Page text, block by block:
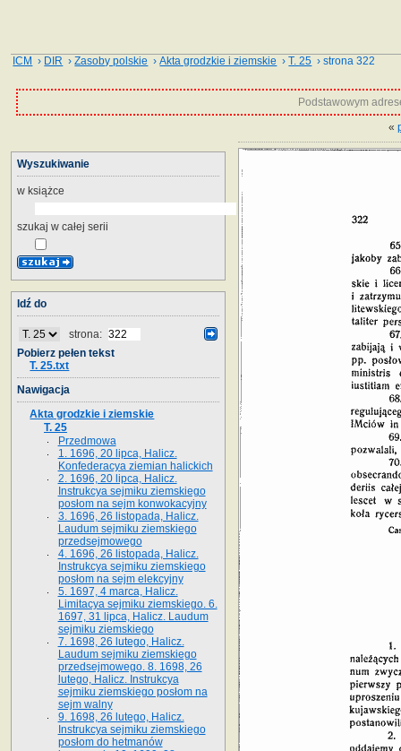
ICM › DIR ›Zasoby polskie ›Akta grodzkie i ziemskie ›T. 25 › strona 322
Podstawowym
«
Wyszukiwanie
w książce
szukaj w całej serii
Idź do
strona:
Pobierz pełen tekst
T. 25.txt
Nawigacja
Akta grodzkie i ziemskie
T. 25
Przedmowa
1. 1696, 20 lipca, Halicz.
Konfederacya ziemian halickich
2. 1696, 20 lipca, Halicz.
Instrukcya sejmiku ziemskiego
posłom na sejm konwokacyjny
3. 1696, 26 listopada, Halicz.
Laudum sejmiku ziemskiego
przedsejmowego
4. 1696, 26 listopada, Halicz.
Instrukcya sejmiku ziemskiego
posłom na sejm elekcyjny
5. 1697, 4 marca, Halicz.
Limitacya sejmiku ziemskiego. 6.
1697, 31 lipca, Halicz. Laudum
sejmiku ziemskiego
7. 1698, 26 lutego, Halicz.
Laudum sejmiku ziemskiego
przedsejmowego. 8. 1698, 26
lutego, Halicz. Instrukcya
sejmiku ziemskiego posłom na
sejm walny
9. 1698, 26 lutego, Halicz.
Instrukcya sejmiku ziemskiego
posłom do hetmanów